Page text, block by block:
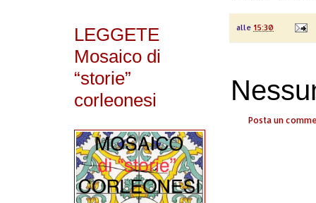
alle 15:30
Posta un
LEGGETE
Mosaico di
“storie”
corleonesi